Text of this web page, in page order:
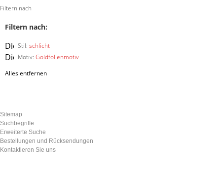
Filtern nach
Filtern nach:
Stil: schlicht
Diesen
Artikel
entfernen
Motiv: Goldfolienmotiv
Diesen
entfernen
Alles entfernen
Sitemap
Suchbegriffe
Erweiterte Suche
Bestellungen und Rücksendungen
Kontaktieren Sie uns